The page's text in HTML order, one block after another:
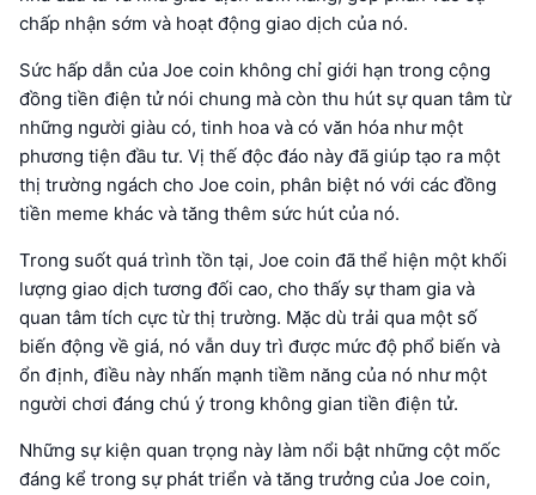
chấp nhận sớm và hoạt động giao dịch của nó.
Sức hấp dẫn của Joe coin không chỉ giới hạn trong cộng
đồng tiền điện tử nói chung mà còn thu hút sự quan tâm từ
những người giàu có, tinh hoa và có văn hóa như một
phương tiện đầu tư. Vị thế độc đáo này đã giúp tạo ra một
thị trường ngách cho Joe coin, phân biệt nó với các đồng
tiền meme khác và tăng thêm sức hút của nó.
Trong suốt quá trình tồn tại, Joe coin đã thể hiện một khối
lượng giao dịch tương đối cao, cho thấy sự tham gia và
quan tâm tích cực từ thị trường. Mặc dù trải qua một số
biến động về giá, nó vẫn duy trì được mức độ phổ biến và
ổn định, điều này nhấn mạnh tiềm năng của nó như một
người chơi đáng chú ý trong không gian tiền điện tử.
Những sự kiện quan trọng này làm nổi bật những cột mốc
đáng kể trong sự phát triển và tăng trưởng của Joe coin,